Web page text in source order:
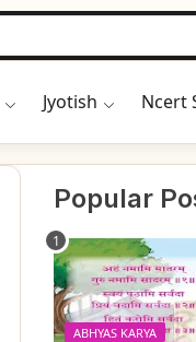
Jyotish Ncert
Popular
ABHYAS KARYA